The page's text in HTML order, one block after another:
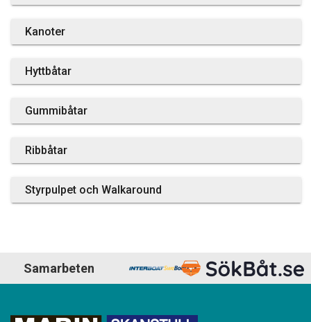
Kanoter
Hyttbåtar
Gummibåtar
Ribbåtar
Styrpulpet och Walkaround
Samarbeten